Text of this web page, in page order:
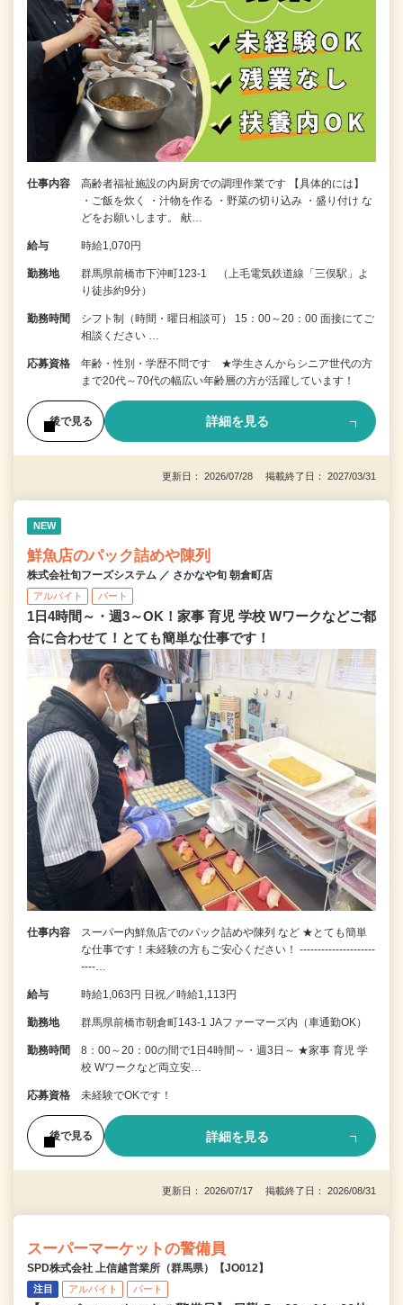
仕事内容
高齢者福祉施設の内厨房での調理作業です 【具体的には】
・ご飯を炊く ・汁物を作る ・野菜の切り込み ・盛り付け な
どをお願いします。 献…
給与 時給1,070円
勤務地
群馬県前橋市下沖町123-1 （上毛電気鉄道線「三俣駅」よ
り徒歩約9分）
勤務時間
シフト制（時間・曜日相談可） 15：00～20：00 面接にてご
相談ください …
応募資格
年齢・性別・学歴不問です ★学生さんからシニア世代の方
まで20代～70代の幅広い年齢層の方が活躍しています！
後で見る 詳細を見る
更新日： 2026/07/28 掲載終了日： 2027/03/31
NEW
鮮魚店のパック詰めや陳列
株式会社旬フーズシステム ／ さかなや旬 朝倉町店
アルバイト パート
1日4時間～・週3～OK！家事 育児 学校 Wワークなどご都
合に合わせて！とても簡単な仕事です！
仕事内容
スーパー内鮮魚店でのパック詰めや陳列 など ★とても簡単
な仕事です！未経験の方もご安心ください！ ---------------------
----…
給与 時給1,063円 日祝／時給1,113円
勤務地 群馬県前橋市朝倉町143-1 JAファーマーズ内（車通勤OK）
勤務時間
8：00～20：00の間で1日4時間～・週3日～ ★家事 育児 学
校 Wワークなど両立安…
応募資格 未経験でOKです！
後で見る 詳細を見る
更新日： 2026/07/17 掲載終了日： 2026/08/31
スーパーマーケットの警備員
SPD株式会社 上信越営業所（群馬県）【JO012】
注目 アルバイト パート